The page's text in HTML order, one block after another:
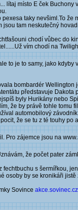
lítaj místo E ček
taky nevšiml.To že
jsou tam neskutečný
chodí vůbec do
vím chodí na
to je to samy, jako
bombardér
představuje
byly Hurikány nebo
že by právě tohle tomu
automobilový
že se tu z té touhy po
Pro zájemce jsou na
že počet pater
fechtbuchu s šermířkou,
osoby by se kronikáři
Sovince